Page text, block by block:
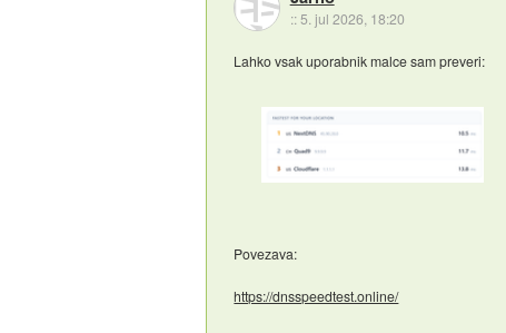
:: 5. jul 2026, 18:20
Lahko vsak uporabnik malce sam preveri:
Povezava:
https://dnsspeedtest.online/